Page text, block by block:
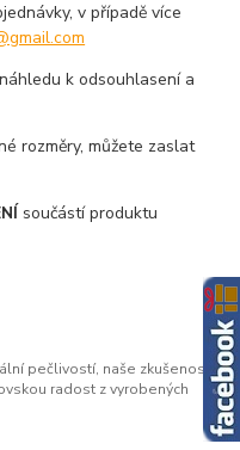
pečlivostí, naše zkušenosti
radost z vyrobených
v případě více
k odsouhlasení a
rozměry, můžete zaslat
součástí produktu